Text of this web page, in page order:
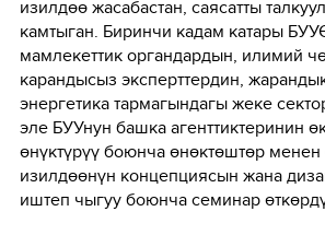
изилдөө жасабастан, саясатты
камтыган. Биринчи кадам катары
мамлекеттик органдардын, илимий
карандысыз эксперттердин,
энергетика тармагындагы жеке
эле БУУнун башка агенттиктеринин
өнүктүрүү боюнча өнөктөштөр менен
изилдөөнүн концепциясын жана
иштеп чыгуу боюнча семинар